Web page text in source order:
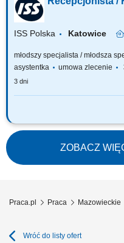
korespondencji i przesyłek.
identyfikatorów i kart dostępu.
przygotowywanie...
ISS Polska Katowice
młodszy specjalista / młodsza
asystentka
umowa zlecenie
3 dni
Zakres obowiązków:
korespondencji (przyjmowanie,
kurierskimi. Rejestrowanie
gościZarządzanie rezerwacją
zamówień biurowych i
ZOBACZ
Praca.pl Praca Mazowieckie
Wróć do listy ofert